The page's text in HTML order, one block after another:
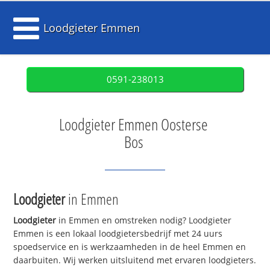
Loodgieter Emmen
0591-238013
Loodgieter Emmen Oosterse
Bos
Loodgieterin Emmen
Loodgieter in Emmen en omstreken nodig? Loodgieter
Emmen is een lokaal loodgietersbedrijf met 24 uurs
spoedservice en is werkzaamheden in de heel Emmen en
daarbuiten. Wij werken uitsluitend met ervaren loodgieters.